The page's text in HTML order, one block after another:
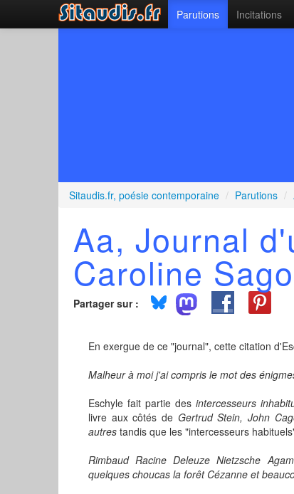
Parutions Incitations
Sitaudis.fr, poésie contemporaine / Parutions /
Aa, Journal
Caroline
Partager sur :
En exergue de ce "journal", cette citation
Malheur à moi j'ai compris le mot des
Eschyle fait partie desintercesseurs
livre aux côtés de Gertrud Stein, John
autres tandis que les "intercesseurs
Rimbaud Racine Deleuze Nietzsche
quelques choucas la forêt Cézanne et